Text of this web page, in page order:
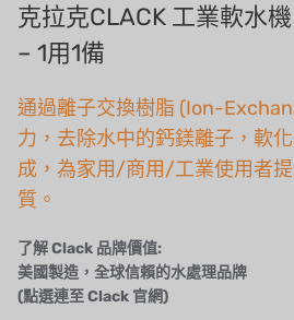
泰國 HAYCARB
法國 SUNTEC
英國 PUROLITE
日本 NOP
日本 KATSURA
義大利 BRAHMA
克拉克CLACK 工業軟水
– 1用1備
通過離子交換樹脂 (Ion-
力，去除水中的鈣鎂離子，軟
成，為家用/商用/工業使用者
質。
了解 Clack 品牌價值:
美國製造，全球信賴的水處理品牌
(點選連至 Clack 官網)